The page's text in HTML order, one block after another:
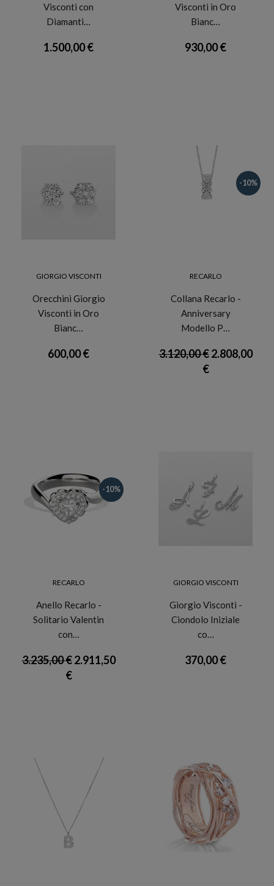
Visconti con
Diamanti…
1.500,00 €
Visconti in Oro
Bianc…
930,00 €
GIORGIO VISCONTI
Orecchini Giorgio
Visconti in Oro
Bianc…
600,00 €
-10%
RECARLO
Collana Recarlo -
Anniversary
Modello P…
3.120,00 €2.808,00
€
-10%
RECARLO
Anello Recarlo -
Solitario Valentin
con…
3.235,00 €2.911,50
€
GIORGIO VISCONTI
Giorgio Visconti -
Ciondolo Iniziale
co…
370,00 €